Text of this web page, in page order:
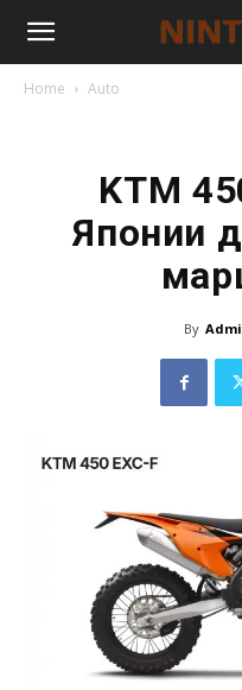
Home Auto
KTM
Японии
By